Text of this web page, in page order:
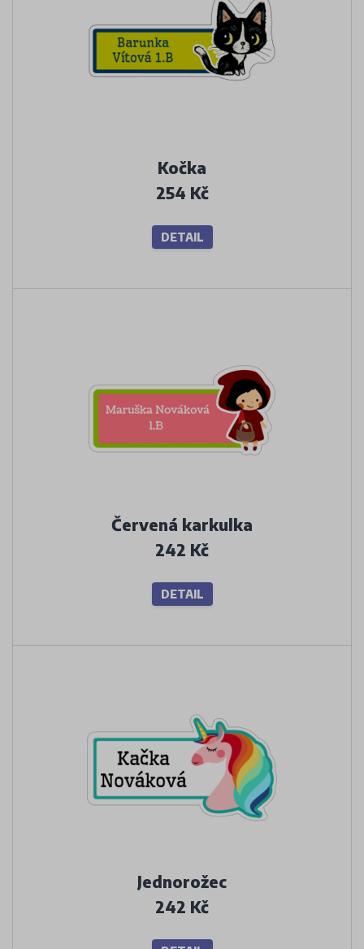
Kočka
254 Kč
DETAIL
Červená karkulka
242 Kč
DETAIL
Jednorožec
242 Kč